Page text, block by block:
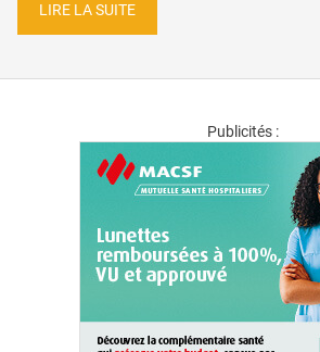
LIRE LA SUITE
Publicités :